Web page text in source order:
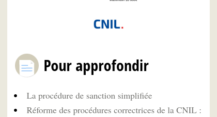
Pour approfondir
La procédure de sanction simplifiée
Réforme des procédures correctrices de la CNIL :